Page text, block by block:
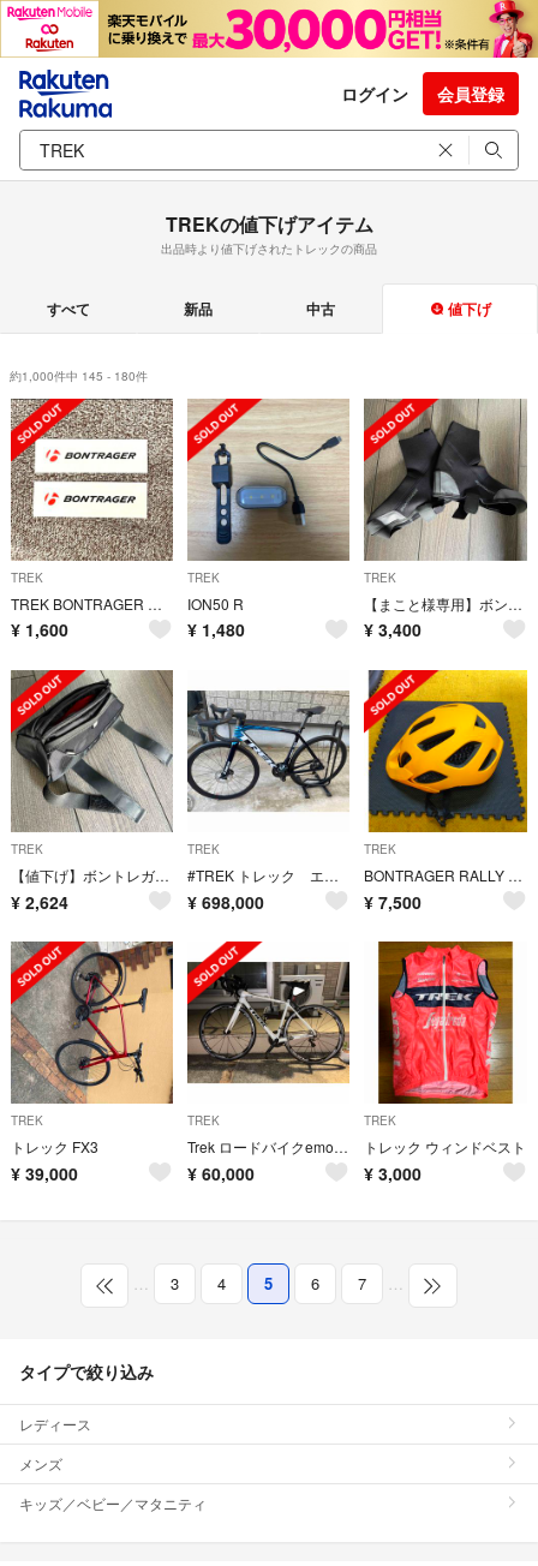
ログイン 会員登録
TREKの値下げアイテム
出品時より値下げされたトレックの商品
すべて 新品 中古 値下げ
約1,000件中 145 - 180件
TREK
TREK BONTRAGER ボントレガー カッティング ステッカー
¥ 1,600
TREK
ION50 R
¥ 1,480
TREK
【まこと様専用】ボントレガーシューズカバー
¥ 3,400
TREK
【値下げ】ボントレガー車体装置バッグSPEEDBOX
¥ 2,624
TREK
#TREK トレック エモンダSLR7 最新12速 未使用
¥ 698,000
TREK
BONTRAGER RALLY ヘルメット
¥ 7,500
TREK
トレック FX3
¥ 39,000
TREK
Trek ロードバイクemonda sシリーズ
¥ 60,000
TREK
トレック ウィンドベスト
¥ 3,000
… 3 4 5 6 7 …
タイプで絞り込み
レディース
メンズ
キッズ／ベビー／マタニティ